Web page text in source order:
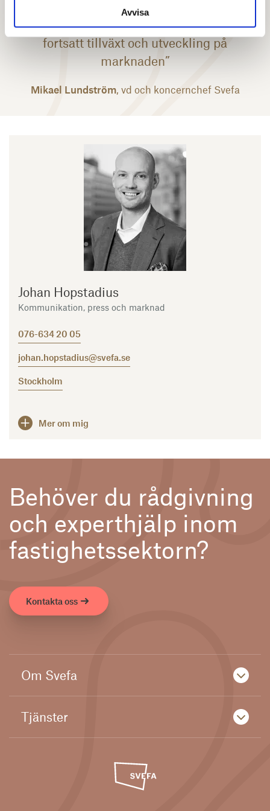
Avvisa
offentliga och privata fastighetsaktörer,
kommer att skapa goda förutsättningar för
fortsatt tillväxt och utveckling på
marknaden”
Mikael Lundström, vd och koncernchef Svefa
Johan Hopstadius
Kommunikation, press och marknad
076-634 20 05
johan.hopstadius@svefa.se
Stockholm
Mer om mig
Behöver du rådgivning
och experthjälp inom
fastighetssektorn?
Kontakta oss
Om Svefa
Tjänster